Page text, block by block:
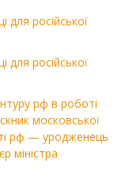
для російської
для російської
рф в роботі
московської
рф — уродженець
міністра